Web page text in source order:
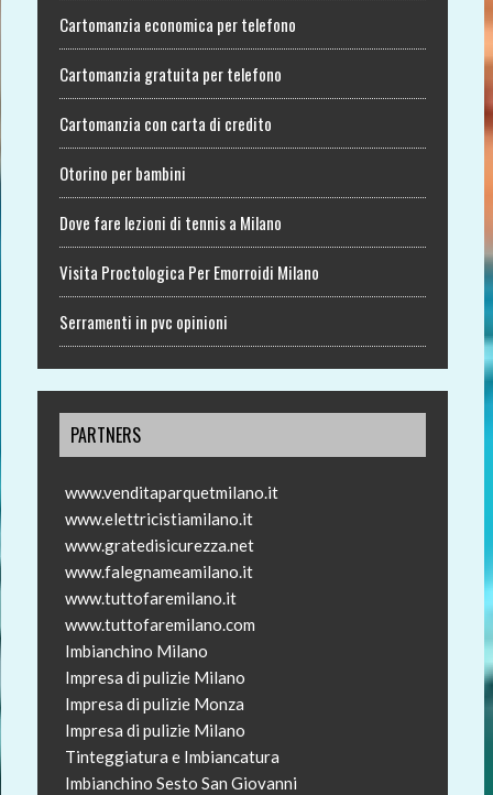
Cartomanzia economica per telefono
Cartomanzia gratuita per telefono
Cartomanzia con carta di credito
Otorino per bambini
Dove fare lezioni di tennis a Milano
Visita Proctologica Per Emorroidi Milano
Serramenti in pvc opinioni
PARTNERS
www.venditaparquetmilano.it
www.elettricistiamilano.it
www.gratedisicurezza.net
www.falegnameamilano.it
www.tuttofaremilano.it
www.tuttofaremilano.com
Imbianchino Milano
Impresa di pulizie Milano
Impresa di pulizie Monza
Impresa di pulizie Milano
Tinteggiatura e Imbiancatura
Imbianchino Sesto San Giovanni